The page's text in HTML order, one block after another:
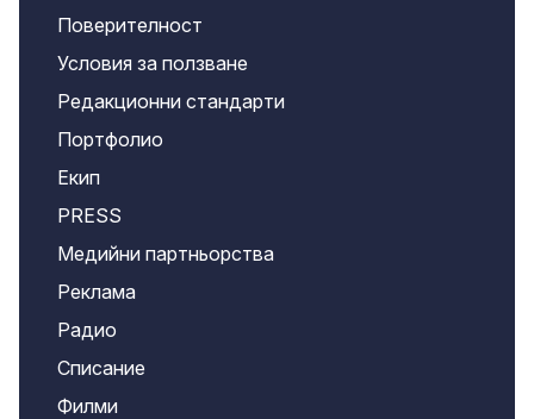
Поверителност
Условия за ползване
Редакционни стандарти
Портфолио
Екип
PRESS
Медийни партньорства
Реклама
Радио
Списание
Филми